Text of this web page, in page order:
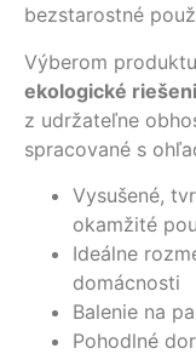
bezstarostné
Výberom
ekologické
z udržateľne
spracované s
Vysušené,
okamžité
Ideálne
domácnosti
Balenie na
Pohodlné